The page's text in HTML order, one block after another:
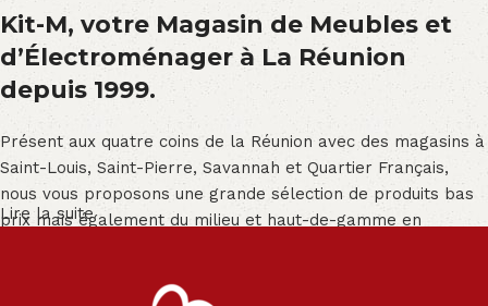
Kit-M, votre Magasin de Meubles et
d’Électroménager à La Réunion
depuis 1999.
Présent aux quatre coins de la Réunion avec des magasins à
Saint-Louis, Saint-Pierre, Savannah et Quartier Français,
nous vous proposons une grande sélection de produits bas
prix mais également du milieu et haut-de-gamme en
Salon angle - Salon convertible - Salon relax - Canapé -
Lire la suite